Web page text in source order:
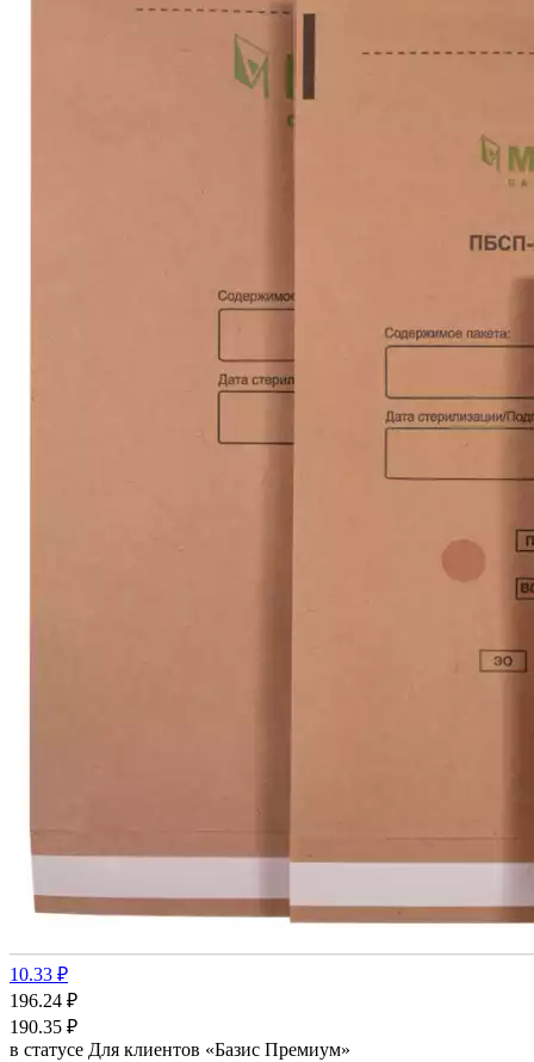
10.33 ₽
196.24 ₽
190.35 ₽
в статусе Для клиентов «Базис Премиум»